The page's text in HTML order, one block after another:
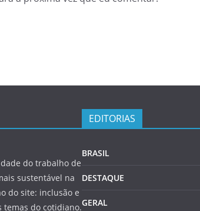
do trabalho de
sustentável na
do site: inclusão e
do cotidiano.
EDITORIAS
BRASIL
DESTAQUE
GERAL